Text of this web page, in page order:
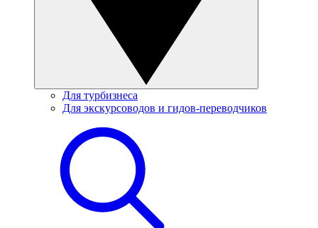
Для турбизнеса
Для экскурсоводов и гидов-переводчиков